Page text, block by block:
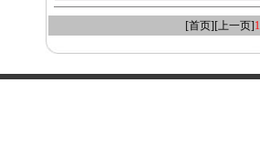
[首页][上一页]1